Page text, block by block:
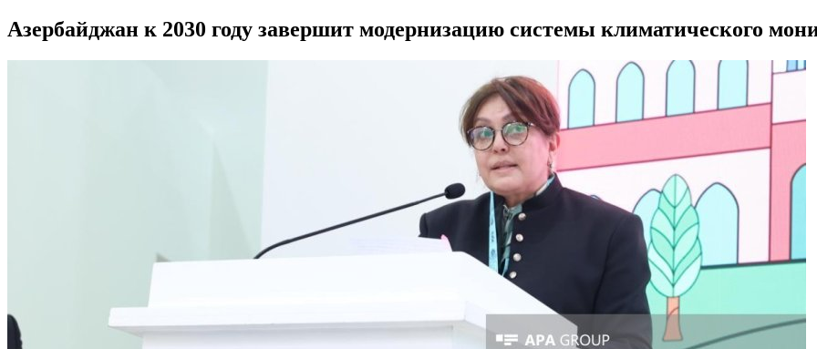
Азербайджан к 2030 году завершит модернизацию системы климатического